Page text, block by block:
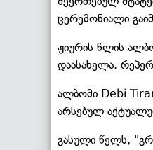
ცერემონიალი
ჟიურის წლის
დაასახელა.
ალბომი Debi
არსებულ
გასული წელს,